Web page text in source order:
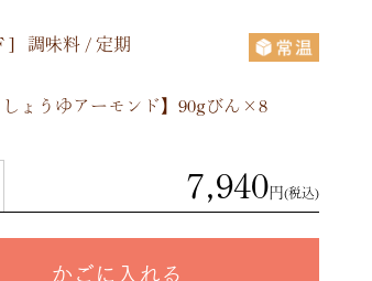
]
調味料 / 定期
しょうゆアーモンド】90gびん×8
7,940円(税込)
かごに入れる